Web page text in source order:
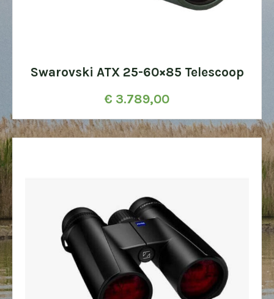
Swarovski ATX 25-60×85 Telescoop
€ 3.789,00